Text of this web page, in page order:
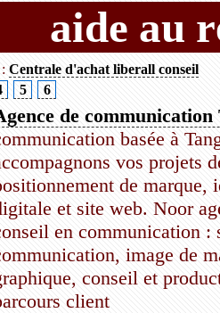
aide au
:Centrale d'achat liberall conseil
5 6
de communication
basée à
vos projets
de marque,
et site web. Noor
en communication :
image de
conseil et
client